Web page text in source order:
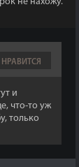
НРАВИТСЯ
и
что-то уж
только